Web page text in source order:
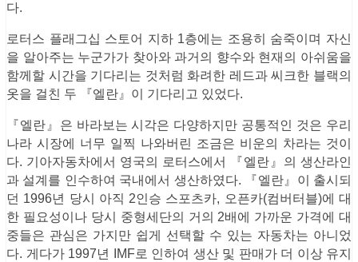
다.
로터스 플래그십 스토어 지하 1층에는 조용히 숨죽이며 자신
을 알아주는 누군가가 찾아와 과거의 향수와 현재의 아쉬움을
함께할 시간을 기다리는 것처럼 화려한 레드과 씨크한 블랙의
옷을 걸친 두 『엘란』이 기다리고 있었다.
『엘란』은 바라보는 시각은 다양하지만 공통적인 것은 우리
나라 시장에 너무 일찍 나와버린 조금은 비운의 차라는 것이
다. 기아자동차에서 영국의 로터스에서 『엘란』의 생산라인
과 설계를 인수하여 국내에서 생산하였다. 『엘란』이 출시되
던 1996년 당시 아직 2인승 스포츠카, 오픈카(컴버터블)에 대
한 필요성이나 당시 중형세단의 거의 2배에 가까운 가격에 대
중들은 관심은 가지만 쉽게 선택할 수 있는 자동차는 아니었
다. 게다가 1997년 IMF로 인하여 생산 및 판매가 더 이상 유지